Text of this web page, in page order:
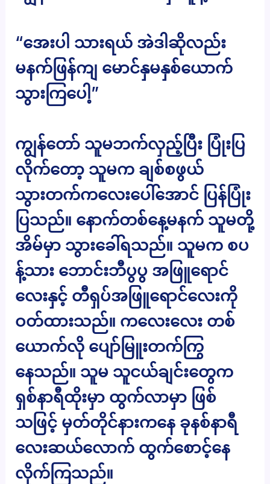
“အေးပါ သားရယ် အဲဒါဆိုလည်း
မနက်ဖြန်ကျ မောင်နှမနှစ်ယောက်
သွားကြပေါ့”
ကျွန်တော် သူမဘက်လှည့်ပြီး ပြုံးပြ
လိုက်တော့ သူမက ချစ်စဖွယ်
သွားတက်ကလေးပေါ်အောင် ပြန်ပြုံး
ပြသည်။ နောက်တစ်နေ့မနက် သူမတို့
အိမ်မှာ သွားခေါ်ရသည်။ သူမက စပ
န့်သား ဘောင်းဘီပွပွ အဖြူရောင်
လေးနှင့် တီရှပ်အဖြူရောင်လေးကို
ဝတ်ထားသည်။ ကလေးလေး တစ်
ယောက်လို ပျော်မြူးတက်ကြွ
နေသည်။ သူမ သူငယ်ချင်းတွေက
ရှစ်နာရီထိုးမှာ ထွက်လာမှာ ဖြစ်
သဖြင့် မှတ်တိုင်နားကနေ ခုနစ်နာရီ
လေးဆယ်လောက် ထွက်စောင့်နေ
လိုက်ကြသည်။